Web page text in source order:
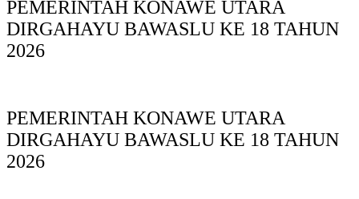
PEMERINTAH KONAWE UTARA
DIRGAHAYU BAWASLU KE 18 TAHUN
2026
PEMERINTAH KONAWE UTARA
DIRGAHAYU BAWASLU KE 18 TAHUN
2026